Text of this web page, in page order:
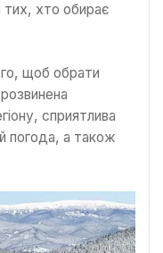
тих, хто обирає
щоб обрати
сприятлива
погода, а також